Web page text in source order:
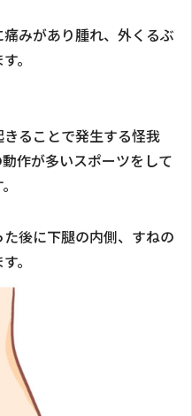
みがあり腫れ、外くるぶ
。
ることで発生する怪我
作が多いスポーツをして
後に下腿の内側、すねの
。